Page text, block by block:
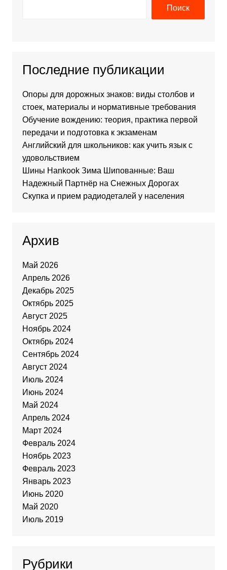
Поиск
Последние публикации
Опоры для дорожных знаков: виды столбов и
стоек, материалы и нормативные требования
Обучение вождению: теория, практика первой
передачи и подготовка к экзаменам
Английский для школьников: как учить язык с
удовольствием
Шины Hankook Зима Шипованные: Ваш
Надежный Партнёр на Снежных Дорогах
Скупка и прием радиодеталей у населения
Архив
Май 2026
Апрель 2026
Декабрь 2025
Октябрь 2025
Август 2025
Ноябрь 2024
Октябрь 2024
Сентябрь 2024
Август 2024
Июль 2024
Июнь 2024
Май 2024
Апрель 2024
Март 2024
Февраль 2024
Ноябрь 2023
Февраль 2023
Январь 2023
Июнь 2020
Май 2020
Июль 2019
Рубрики